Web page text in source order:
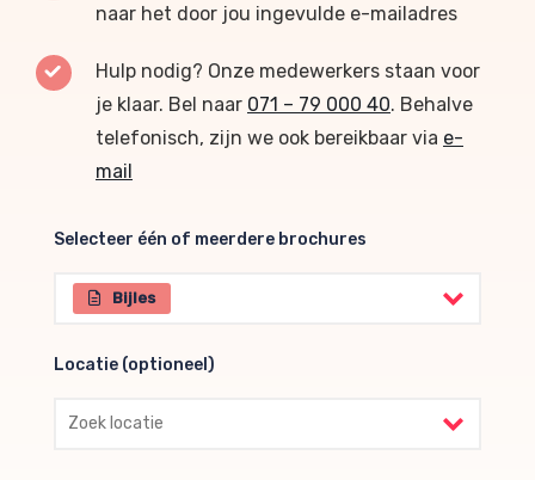
naar het door jou ingevulde e-mailadres
Hulp nodig? Onze medewerkers staan voor
je klaar. Bel naar 071 – 79 000 40. Behalve
telefonisch, zijn we ook bereikbaar via e-
mail
Selecteer één of meerdere brochures
Selecteer één of meerdere brochures
Bijles
Locatie (optioneel)
Locatie (optioneel)